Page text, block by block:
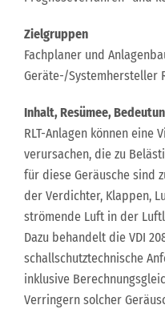
Zielgruppen
Fachplaner und
Geräte-/Systemhersteller
Inhalt, Resümee,
RLT-Anlagen können eine
verursachen, die zu
für diese Geräusche sind
der Verdichter, Klappen,
strömende Luft in der
Dazu behandelt die VDI
schallschutztechnische
inklusive
Verringern solcher